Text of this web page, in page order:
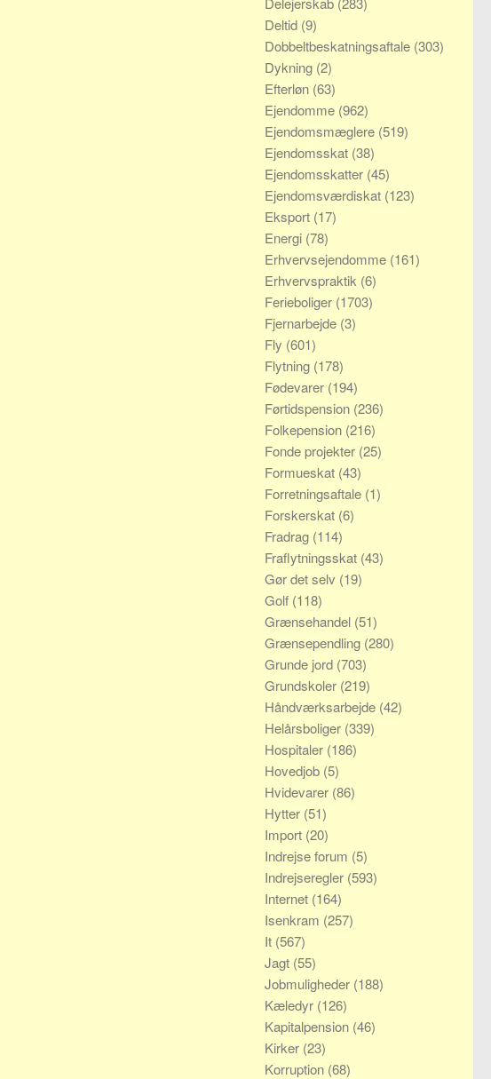
Deltid (9)
Dobbeltbeskatningsaftale (303)
Dykning (2)
Efterløn (63)
Ejendomme (962)
Ejendomsmæglere (519)
Ejendomsskat (38)
Ejendomsskatter (45)
Ejendomsværdiskat (123)
Eksport (17)
Energi (78)
Erhvervsejendomme (161)
Erhvervspraktik (6)
Ferieboliger (1703)
Fjernarbejde (3)
Fly (601)
Flytning (178)
Fødevarer (194)
Førtidspension (236)
Folkepension (216)
Fonde projekter (25)
Formueskat (43)
Forretningsaftale (1)
Forskerskat (6)
Fradrag (114)
Fraflytningsskat (43)
Gør det selv (19)
Golf (118)
Grænsehandel (51)
Grænsependling (280)
Grunde jord (703)
Grundskoler (219)
Håndværksarbejde (42)
Helårsboliger (339)
Hospitaler (186)
Hovedjob (5)
Hvidevarer (86)
Hytter (51)
Import (20)
Indrejse forum (5)
Indrejseregler (593)
Internet (164)
Isenkram (257)
It (567)
Jagt (55)
Jobmuligheder (188)
Kæledyr (126)
Kapitalpension (46)
Kirker (23)
Korruption (68)